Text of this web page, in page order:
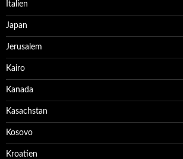
Italien
Japan
Jerusalem
Kairo
Kanada
Kasachstan
Kosovo
Kroatien